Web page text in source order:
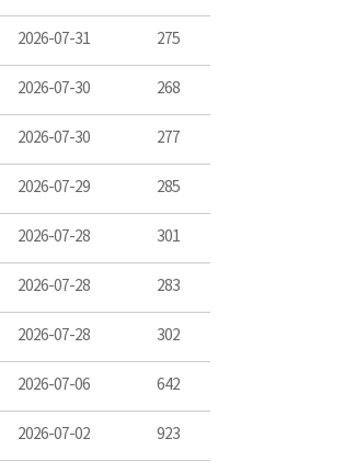
2026-07-31 275
2026-07-30 268
2026-07-30 277
2026-07-29 285
2026-07-28 301
2026-07-28 283
2026-07-28 302
2026-07-06 642
2026-07-02 923